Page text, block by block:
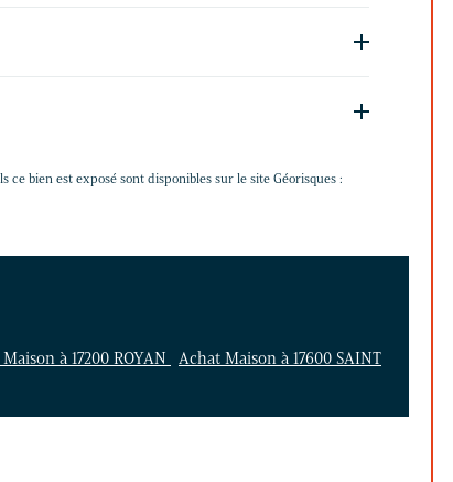
ce bien est exposé sont disponibles sur le site Géorisques :
à 17200 ROYAN Achat Maison à 17600 SAINT